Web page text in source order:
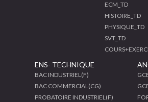
ECM_TD
HISTOIRE_TD
PHYSIQUE_TD
SVT_TD
ENS- TECHNIQUE
BAC INDUSTRIEL(F)
BAC COMMERCIAL(CG)
PROBATOIRE INDUSTRIEL(F)